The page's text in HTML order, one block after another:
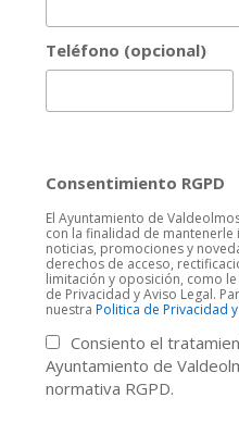
Teléfono (opcional)
Consentimiento RGPD
El Ayuntamiento de
con la finalidad de
noticias, promociones y
derechos de acceso,
limitación y oposición, como
de Privacidad y Aviso Legal.
nuestra Politica de Privacidad
Consiento el
Ayuntamiento de
normativa RGPD.